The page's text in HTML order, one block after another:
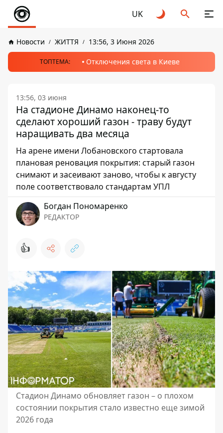
UK
Новости ЖИТТЯ 13:56, 3 Июня 2026
ТОПТЕМА: Отключения света в Киеве
13:56, 03 июня
На стадионе Динамо наконец-то
сделают хороший газон - траву будут
наращивать два месяца
На арене имени Лобановского стартовала
плановая реновация покрытия: старый газон
снимают и засеивают заново, чтобы к августу
поле соответствовало стандартам УПЛ
Богдан Пономаренко
РЕДАКТОР
👍
Стадион Динамо обновляет газон – о плохом
состоянии покрытия стало известно еще зимой
2026 года